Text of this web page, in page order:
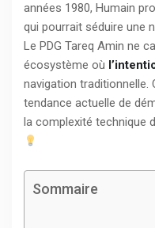
années 1980, Humain
qui pourrait séduire une
Le PDG Tareq Amin ne
écosystème où
navigation traditionnelle.
tendance actuelle de
la complexité technique
Sommaire